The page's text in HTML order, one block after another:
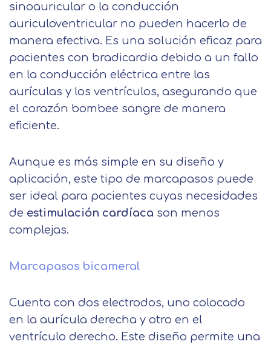
sinoauricular o la conducción
auriculoventricular no pueden hacerlo de
manera efectiva. Es una solución eficaz para
pacientes con bradicardia debido a un fallo
en la conducción eléctrica entre las
aurículas y los ventrículos, asegurando que
el corazón bombee sangre de manera
eficiente.
Aunque es más simple en su diseño y
aplicación, este tipo de marcapasos puede
ser ideal para pacientes cuyas necesidades
de estimulación cardíaca son menos
complejas.
Marcapasos bicameral
Cuenta con dos electrodos, uno colocado
en la aurícula derecha y otro en el
ventrículo derecho. Este diseño permite una
Solicitar
información